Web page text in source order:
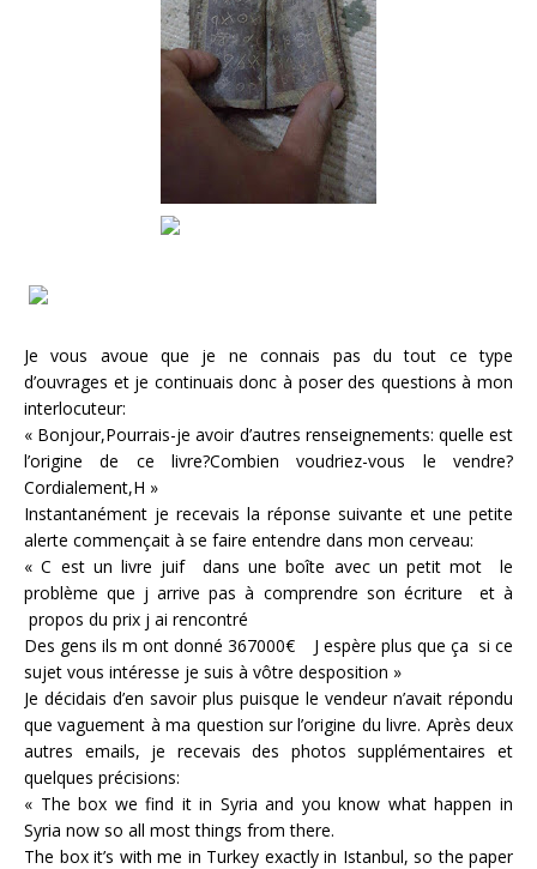
Je vous avoue que je ne connais pas du tout ce type
d’ouvrages et je continuais donc à poser des questions à mon
interlocuteur:
« Bonjour,Pourrais-je avoir d’autres renseignements: quelle est
l’origine de ce livre?Combien voudriez-vous le vendre?
Cordialement,H »
Instantanément je recevais la réponse suivante et une petite
alerte commençait à se faire entendre dans mon cerveau:
« C est un livre juif dans une boîte avec un petit mot le
problème que j arrive pas à comprendre son écriture et à
propos du prix j ai rencontré
Des gens ils m ont donné 367000€ J espère plus que ça si ce
sujet vous intéresse je suis à vôtre desposition »
Je décidais d’en savoir plus puisque le vendeur n’avait répondu
que vaguement à ma question sur l’origine du livre. Après deux
autres emails, je recevais des photos supplémentaires et
quelques précisions:
« The box we find it in Syria and you know what happen in
Syria now so all most things from there.
The box it’s with me in Turkey exactly in Istanbul, so the paper